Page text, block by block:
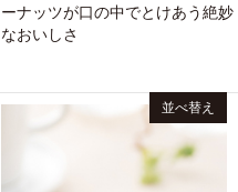
ーナッツが口の中でとけあう絶妙
なおいしさ
並べ替え